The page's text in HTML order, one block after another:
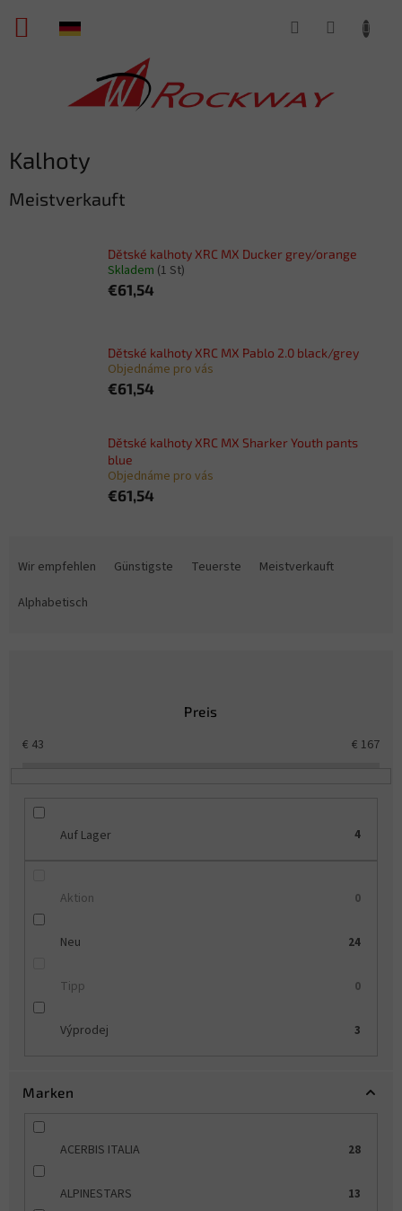
Inhalt
springen
WARENKORB
Kalhoty
Meistverkauft
Dětské kalhoty XRC MX Ducker grey/orange
Skladem (1 St)
€61,54
Dětské kalhoty XRC MX Pablo 2.0 black/grey
Objednáme pro vás
€61,54
Dětské kalhoty XRC MX Sharker Youth pants
blue
Objednáme pro vás
€61,54
Wir empfehlen Günstigste Teuerste
Meistverkauft
Alphabetisch
Preis
€ 43 € 167
Auf Lager 4
Aktion 0
Neu 24
Tipp 0
Výprodej 3
Marken
ACERBIS ITALIA 28
ALPINESTARS 13